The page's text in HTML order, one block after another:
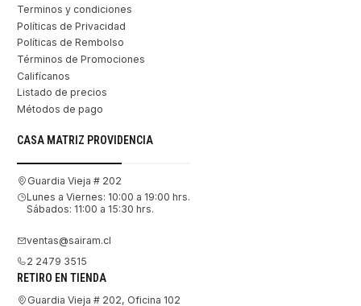
Terminos y condiciones
Políticas de Privacidad
Políticas de Rembolso
Términos de Promociones
Califícanos
Listado de precios
Métodos de pago
CASA MATRIZ PROVIDENCIA
Guardia Vieja # 202
Lunes a Viernes: 10:00 a 19:00 hrs.
Sábados: 11:00 a 15:30 hrs.
ventas@sairam.cl
2 2479 3515
RETIRO EN TIENDA
Guardia Vieja # 202, Oficina 102